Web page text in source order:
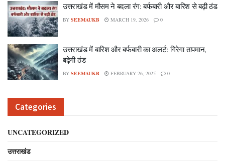
उत्तराखंड में मौसम ने बदला रंग: बर्फबारी और बारिश से बढ़ी ठंड
BY SEEMAUKB MARCH 19, 2026 0
उत्तराखंड में बारिश और बर्फबारी का अलर्ट: गिरेगा तापमान,
बढ़ेगी ठंड
BY SEEMAUKB FEBRUARY 26, 2025 0
Categories
UNCATEGORIZED
उत्तराखंड